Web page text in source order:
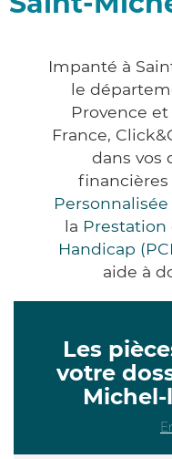
Impanté à
le
Provence
France,
dans vos
la
Handicap
aide à
Les
votre